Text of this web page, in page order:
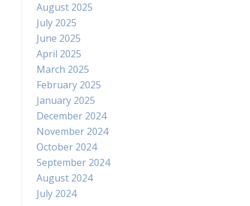
August 2025
July 2025
June 2025
April 2025
March 2025
February 2025
January 2025
December 2024
November 2024
October 2024
September 2024
August 2024
July 2024